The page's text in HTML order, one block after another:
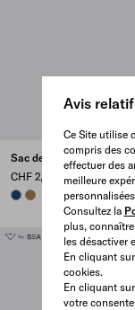
Avis
Ce Site utilise
compris des
effectuer des
meilleure
Consultez la
plus,
les désactiver
En cliquant
cookies.
En cliquant
votre
Sac de sport en toile
CHF 2,700
BALTIC BLUE
TABACCO